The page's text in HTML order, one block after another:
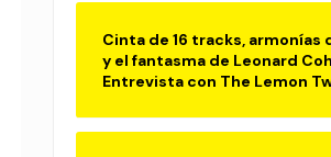
Cinta de 16 tracks, armonías
y el fantasma de Leonard
Entrevista con The Lemon